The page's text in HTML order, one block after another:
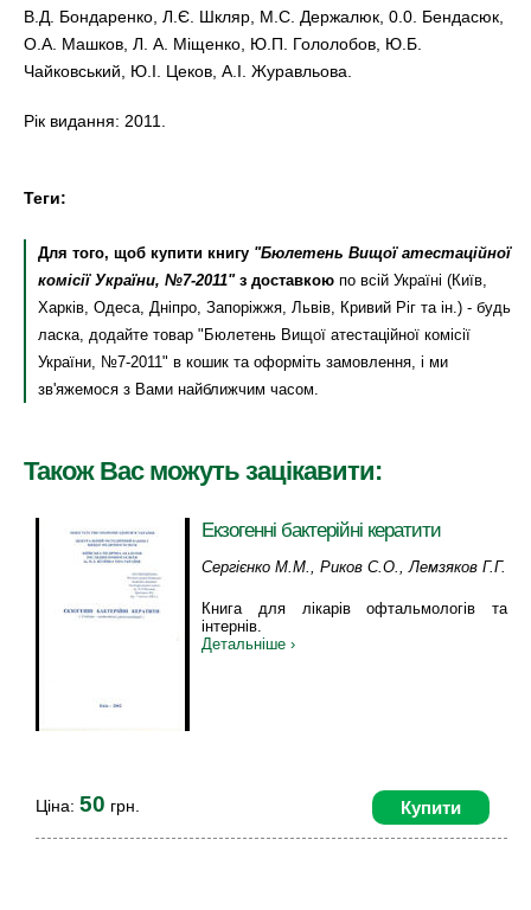
В.Д. Бондаренко, Л.Є. Шкляр, М.С. Держалюк, 0.0. Бендасюк,
О.А. Машков, Л. А. Міщенко, Ю.П. Гололобов, Ю.Б.
Чайковський, Ю.І. Цеков, А.І. Журавльова.
Рік видання: 2011.
Теги:
Для того, щоб купити книгу "Бюлетень Вищої атестаційної
комісії України, №7-2011"з доставкою по всій Україні (Київ,
Харків, Одеса, Дніпро, Запоріжжя, Львів, Кривий Ріг та ін.) - будь
ласка, додайте товар "Бюлетень Вищої атестаційної комісії
України, №7-2011" в кошик та оформіть замовлення, і ми
зв'яжемося з Вами найближчим часом.
Також Вас можуть зацікавити:
Екзогенні бактерійні кератити
Сергієнко М.М., Риков С.О., Лемзяков Г.Г.
Книга для лікарів офтальмологів та
інтернів.
Детальніше ›
Купити
Ціна: 50 грн.